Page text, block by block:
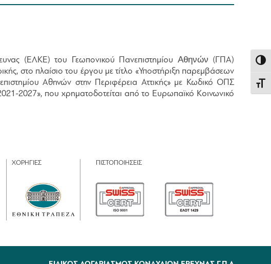
(ΕΛΚΕ) του Γεωπονικού Πανεπιστημίου Αθηνών (ΓΠΑ)
στο πλαίσιο του έργου με τίτλο «Υποστήριξη παρεμβάσεων
Αθηνών στην Περιφέρεια Αττικής» με Κωδικό ΟΠΣ
2027», που χρηματοδοτείται από το Ευρωπαϊκό Κοινωνικό
ΧΟΡΗΓΙΕΣ ΠΙΣΤΟΠΟΙΗΣΕΙΣ